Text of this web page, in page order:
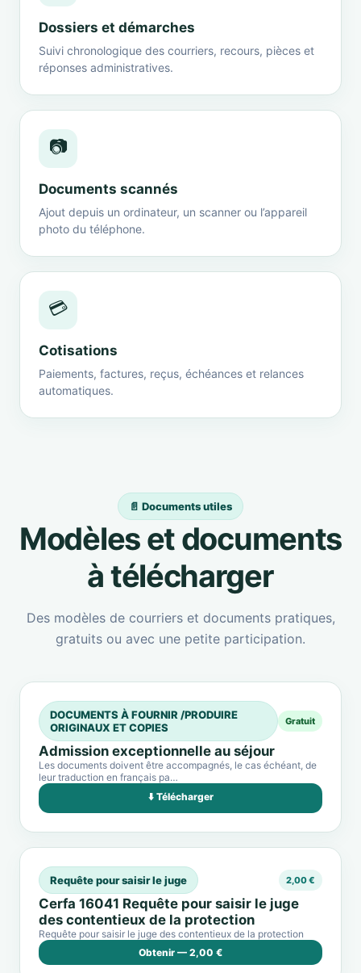
Dossiers et démarches
Suivi chronologique des courriers, recours, pièces et
réponses administratives.
📷
Documents scannés
Ajout depuis un ordinateur, un scanner ou l’appareil
photo du téléphone.
💳
Cotisations
Paiements, factures, reçus, échéances et relances
automatiques.
📄 Documents utiles
Modèles et documents
à télécharger
Des modèles de courriers et documents pratiques,
gratuits ou avec une petite participation.
DOCUMENTS À FOURNIR /PRODUIRE
ORIGINAUX ET COPIES
Gratuit
Admission exceptionnelle au séjour
Les documents doivent être accompagnés, le cas échéant, de
leur traduction en français pa…
⬇️ Télécharger
Requête pour saisir le juge 2,00 €
Cerfa 16041 Requête pour saisir le juge
des contentieux de la protection
Requête pour saisir le juge des contentieux de la protection
Obtenir — 2,00 €